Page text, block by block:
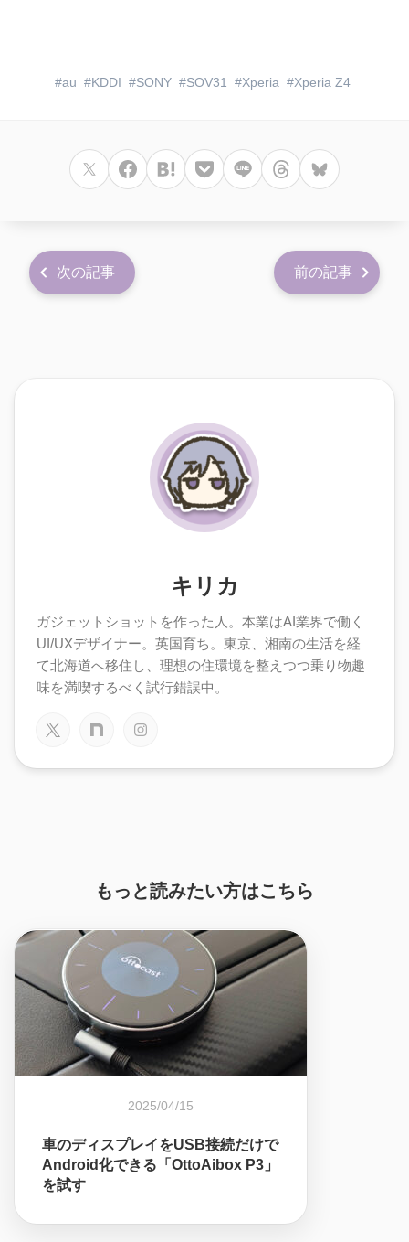
au KDDI SONY SOV31 Xperia Xperia Z4
次の記事 前の記事
キリカ
ガジェットショットを作った人。本業はAI業界で働く
UI/UXデザイナー。英国育ち。東京、湘南の生活を経
て北海道へ移住し、理想の住環境を整えつつ乗り物趣
味を満喫するべく試行錯誤中。
もっと読みたい方はこちら
2025/04/15
車のディスプレイをUSB接続だけで
Android化できる「OttoAibox P3」
を試す